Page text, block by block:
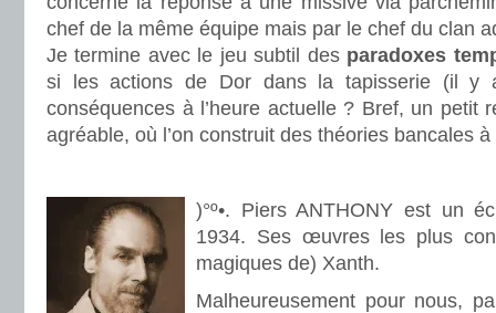
chef de la même équipe mais par le chef du clan
Je termine avec le jeu subtil des paradoxes
si les actions de Dor dans la tapisserie (il y
conséquences à l’heure actuelle ? Bref, un petit
agréable, où l’on construit des théories bancales
)°º•. Piers ANTHONY est un
1934. Ses œuvres les plus
magiques de) Xanth.
Malheureusement pour nous,